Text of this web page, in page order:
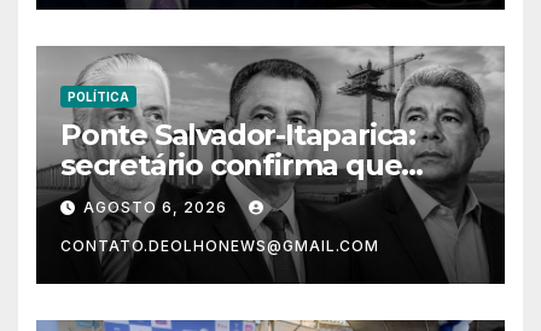
POLÍTICA
Ponte Salvador-Itaparica:
secretário confirma que
intervenções em Salvador só
começam em 2028
AGOSTO 6, 2026
CONTATO.DEOLHONEWS@GMAIL.COM